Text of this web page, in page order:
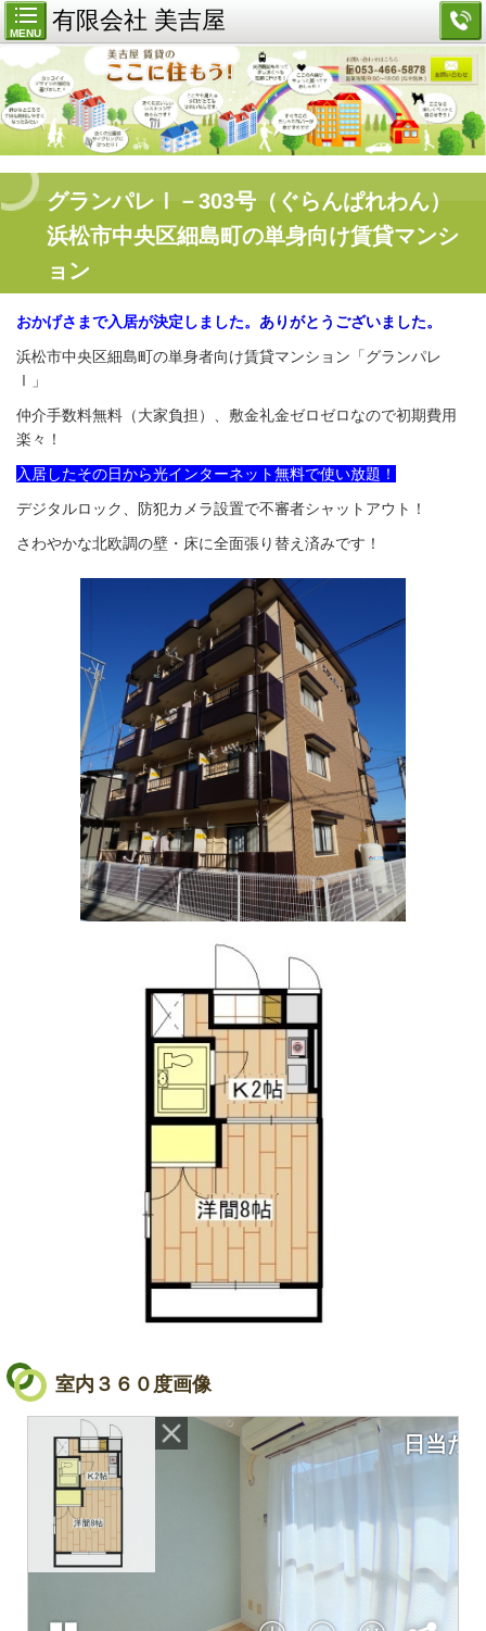
MENU 有限会社 美吉屋
グランパレⅠ－303号（ぐらんぱれわん）
浜松市中央区細島町の単身向け賃貸マンシ
ョン
おかげさまで入居が決定しました。 ありがとうございました。
浜松市中央区細島町の単身者向け賃貸マンション「グランパレ
Ⅰ」
仲介手数料無料（大家負担）、敷金礼金ゼロゼロなので初期費用
楽々！
入居したその日から光インターネット無料で使い放題！
デジタルロック、防犯カメラ設置で不審者シャットアウト！
さわやかな北欧調の壁・床に全面張り替え済みです！
室内３６０度画像